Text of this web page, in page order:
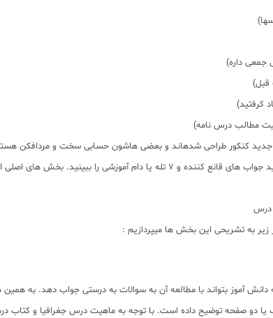
جمعى داره)
قبل)
كرفتيد)
مطالب درس نامه)
كنكور طراحى شدهاند و بعضى هاشون حسابى سخت و مردافكن
را ببینید. بخش های اصلی این کتاب به شرح زیر است :
درس
به تشریحی این بخش ها میپردازیم :
آموز بتواند با مطالعه آن به سوالات به درستی جواب دهد. به
دو صفحه توضیح داده است. با توجه به ماهیت درس جغرافیا و کتاب